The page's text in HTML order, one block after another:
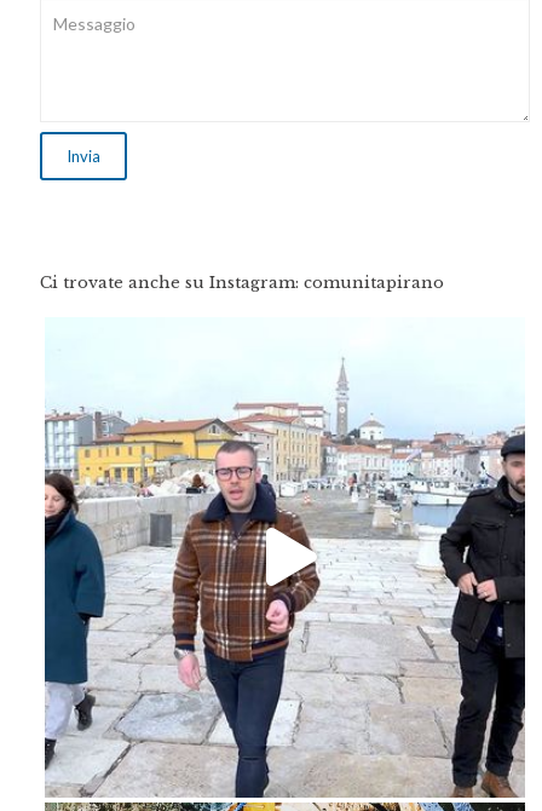
Ci trovate anche su Instagram: comunitapirano
Feb 16